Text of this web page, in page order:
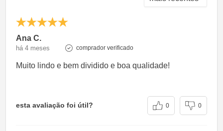
Ana C.
há 4 meses comprador verificado
Muito lindo e bem dividido e boa qualidade!
esta avaliação foi útil? 0 0